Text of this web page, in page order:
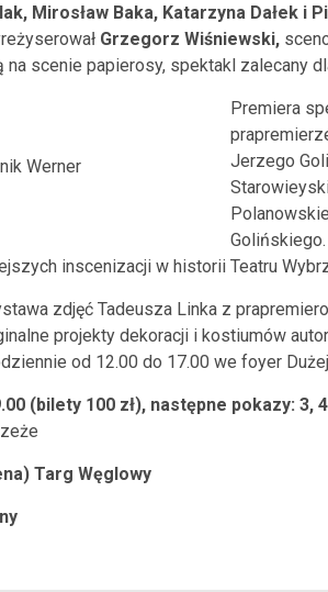
Mirosław Baka, Katarzyna Dałek i
Grzegorz Wiśniewski,
scenie papierosy, spektakl zalecany
Werner
Premiera
Jerzego
Golińskiego.
inscenizacji w historii Teatru
zdjęć Tadeusza Linka z
projekty dekoracji i kostiumów
od 12.00 do 17.00 we foyer
(bilety 100 zł), następne pokazy: 3,
Targ Węglowy